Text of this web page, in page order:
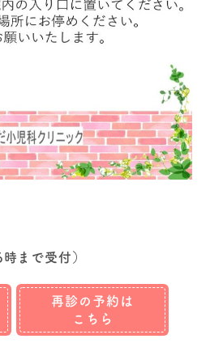
まで受付）
再診の予約は
こちら